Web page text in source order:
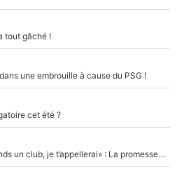
tout gâché !
une embrouille à cause du PSG !
cet été ?
Mercato - OM - «Dès que je prends un club, je t’appellerai» : La promesse de Marcelino au moment de claquer la porte